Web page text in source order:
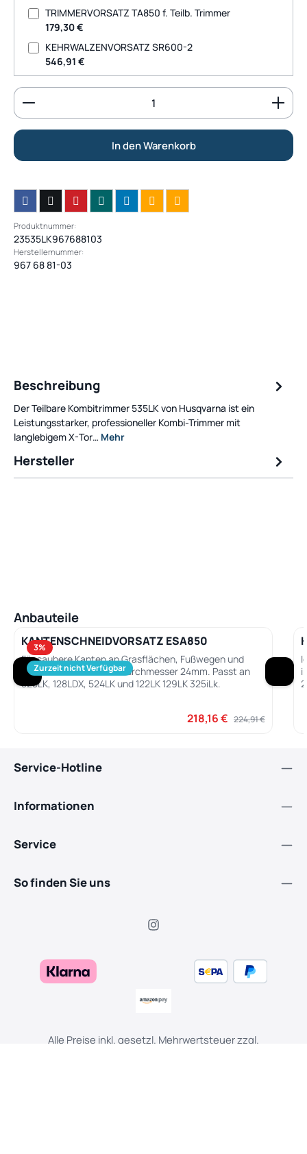
TRIMMERVORSATZ TA850 f. Teilb. Trimmer
179,30 €
KEHRWALZENVORSATZ SR600-2
546,91 €
Produkt Anzahl: Gib den gewünschten Wert ein
In den Warenkorb
Produktnummer:
23535LK967688103
Herstellernummer:
967 68 81-03
Beschreibung
Der Teilbare Kombitrimmer 535LK von Husqvarna ist ein
Leistungsstarker, professioneller Kombi-Trimmer mit
langlebigem X-Tor… Mehr
Hersteller
Produktgalerie überspringen
Anbauteile
3%
Zurzeit nicht Verfügbar
KANTENSCHNEIDVORSATZ ESA850
Für saubere Kanten an Grasflächen, Fußwegen und
Blumenbeeten. Schaftdurchmesser 24mm. Passt an
525LK, 128LDX, 524LK und 122LK 129LK 325iLk.
Verkaufspreis:
218,16 € Regulärer Preis:
224,91 €
Service-Hotline
Informationen
Service
So finden Sie uns
Alle Preise inkl. gesetzl. Mehrwertsteuer zzgl.